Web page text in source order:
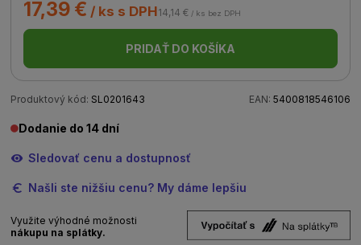
17,39 € / ks s DPH14,14 € / ks bez DPH
PRIDAŤ DO KOŠÍKA
Produktový kód: SL0201643 EAN: 5400818546106
Dodanie do 14 dní
Sledovať cenu a dostupnosť
Našli ste nižšiu cenu? My dáme lepšiu
Využite výhodné možnosti
nákupu na splátky.